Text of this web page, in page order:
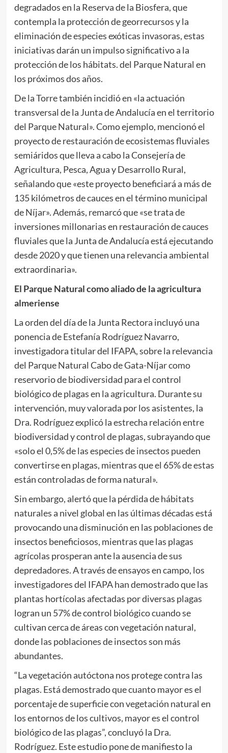
degradados en la Reserva de la Biosfera, que
contempla la protección de georrecursos y la
eliminación de especies exóticas invasoras, estas
iniciativas darán un impulso significativo a la
protección de los hábitats. del Parque Natural en
los próximos dos años.
De la Torre también incidió en «la actuación
transversal de la Junta de Andalucía en el territorio
del Parque Natural». Como ejemplo, mencionó el
proyecto de restauración de ecosistemas fluviales
semiáridos que lleva a cabo la Consejería de
Agricultura, Pesca, Agua y Desarrollo Rural,
señalando que «este proyecto beneficiará a más de
135 kilómetros de cauces en el término municipal
de Níjar». Además, remarcó que «se trata de
inversiones millonarias en restauración de cauces
fluviales que la Junta de Andalucía está ejecutando
desde 2020 y que tienen una relevancia ambiental
extraordinaria».
El Parque Natural como aliado de la agricultura
almeriense
La orden del día de la Junta Rectora incluyó una
ponencia de Estefanía Rodríguez Navarro,
investigadora titular del IFAPA, sobre la relevancia
del Parque Natural Cabo de Gata-Níjar como
reservorio de biodiversidad para el control
biológico de plagas en la agricultura. Durante su
intervención, muy valorada por los asistentes, la
Dra. Rodríguez explicó la estrecha relación entre
biodiversidad y control de plagas, subrayando que
«solo el 0,5% de las especies de insectos pueden
convertirse en plagas, mientras que el 65% de estas
están controladas de forma natural».
Sin embargo, alertó que la pérdida de hábitats
naturales a nivel global en las últimas décadas está
provocando una disminución en las poblaciones de
insectos beneficiosos, mientras que las plagas
agrícolas prosperan ante la ausencia de sus
depredadores. A través de ensayos en campo, los
investigadores del IFAPA han demostrado que las
plantas hortícolas afectadas por diversas plagas
logran un 57% de control biológico cuando se
cultivan cerca de áreas con vegetación natural,
donde las poblaciones de insectos son más
abundantes.
“La vegetación autóctona nos protege contra las
plagas. Está demostrado que cuanto mayor es el
porcentaje de superficie con vegetación natural en
los entornos de los cultivos, mayor es el control
biológico de las plagas”, concluyó la Dra.
Rodríguez. Este estudio pone de manifiesto la